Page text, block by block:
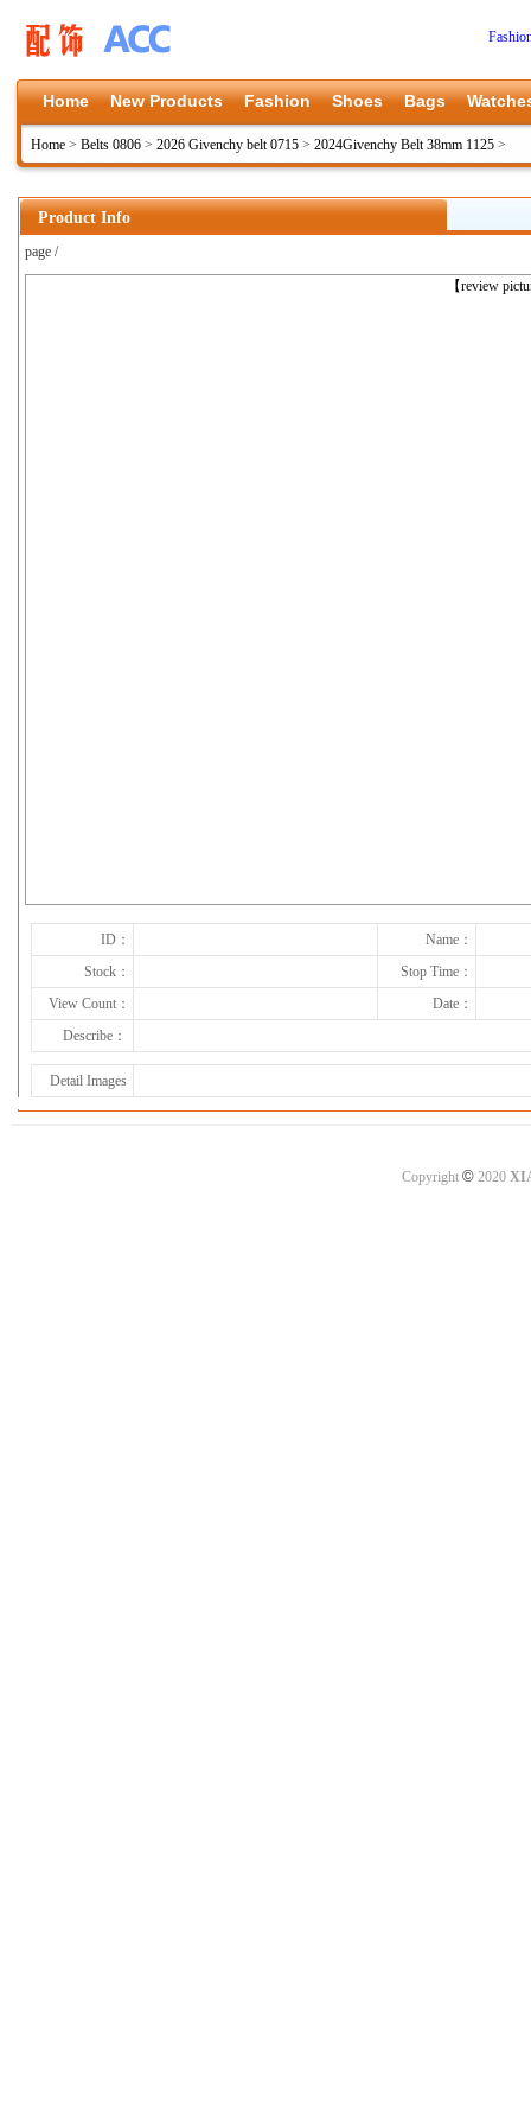
Home New Products Fashion Shoes Bags
Home > Belts 0806 > 2026 Givenchy belt 0715 > 2024Givenchy Belt 38mm 1125 >
Product Info
page /
【review
上一张
ID：
Name：
Stock：
Stop Time：
View Count：
Date：
Describe：
Detail Images
Copyright ©2020